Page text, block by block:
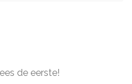
de eerste!